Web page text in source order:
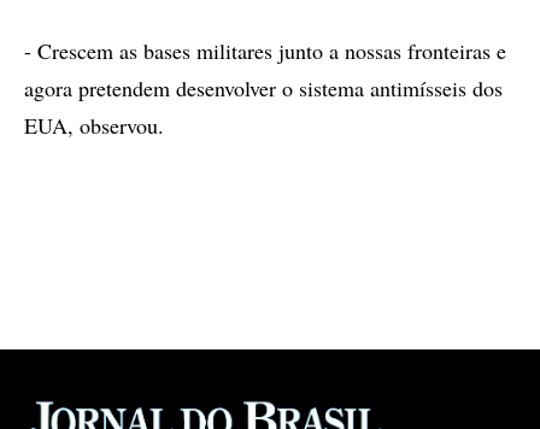
- Crescem as bases militares junto a nossas fronteiras e
agora pretendem desenvolver o sistema antimísseis dos
EUA, observou.